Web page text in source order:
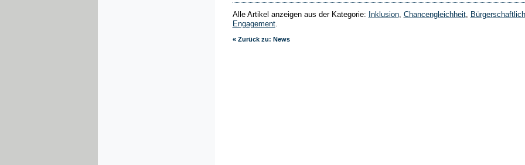
Alle Artikel anzeigen aus der Kategorie: Inklusion, Chancengleichheit,
Engagement.
« Zurück zu: News